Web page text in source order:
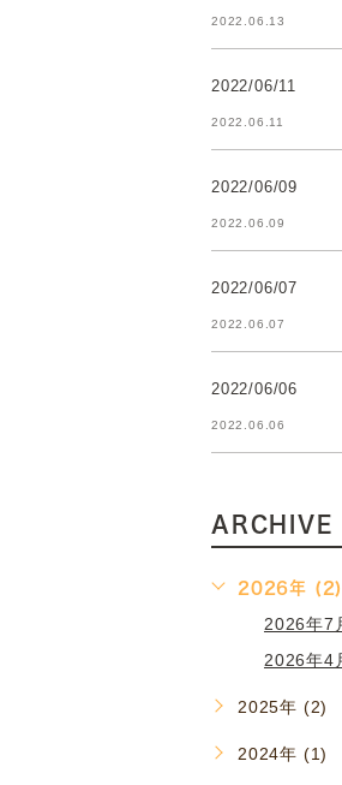
2022.06.13
2022/06/11
2022.06.11
2022/06/09
2022.06.09
2022/06/07
2022.06.07
2022/06/06
2022.06.06
ARCHIVE
2026年 (2)
2026年7
2026年4
2025年 (2)
2024年 (1)